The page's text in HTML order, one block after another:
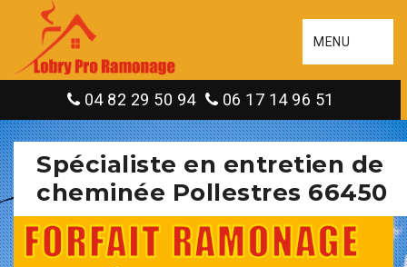
MENU
04 82 29 50 94 06 17 14 96 51
Spécialiste en entretien de
cheminée Pollestres 66450